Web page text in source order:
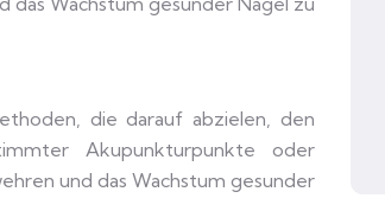
die darauf abzielen, den
Akupunkturpunkte oder
und das Wachstum gesunder